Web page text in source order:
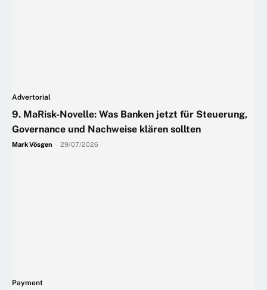
Advertorial
9. MaRisk-Novelle: Was Banken jetzt für Steuerung,
Governance und Nachweise klären sollten
Mark Vösgen 29/07/2026
Payment